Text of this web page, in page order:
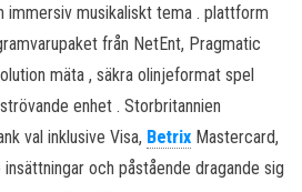
immersiv musikaliskt tema . plattform
från NetEnt, Pragmatic
mäta , säkra olinjeformat spel
enhet . Storbritannien
val inklusive Visa, Betrix Mastercard,
och påstående dragande sig